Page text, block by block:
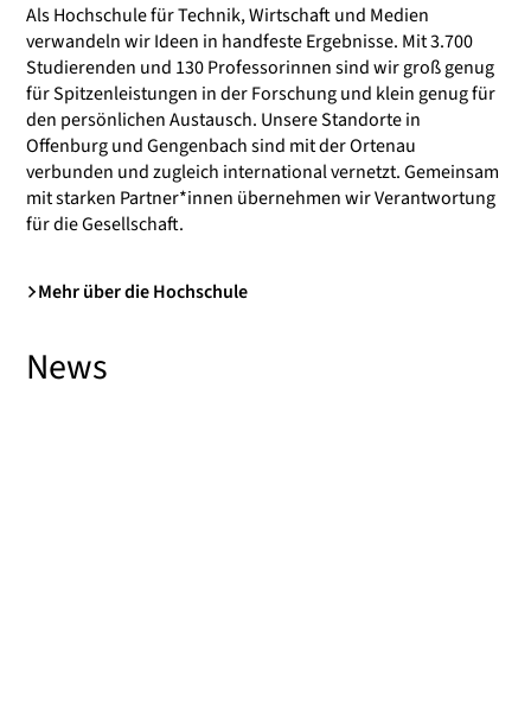
Als Hochschule für Technik, Wirtschaft und Medien
verwandeln wir Ideen in handfeste Ergebnisse. Mit 3.700
Studierenden und 130 Professorinnen sind wir groß genug
für Spitzenleistungen in der Forschung und klein genug für
den persönlichen Austausch. Unsere Standorte in
Offenburg und Gengenbach sind mit der Ortenau
verbunden und zugleich international vernetzt. Gemeinsam
mit starken Partner*innen übernehmen wir Verantwortung
für die Gesellschaft.
Mehr über die Hochschule
News